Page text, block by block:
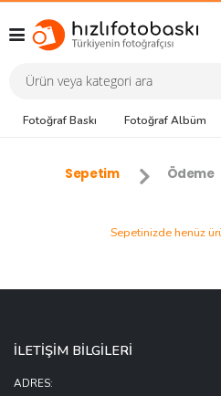
Fotoğraf Baskı Fotoğraf Albüm
Sepetim Ödeme
Sepetinizde henüz
İLETİŞİM BİLGİLERİ
ADRES: